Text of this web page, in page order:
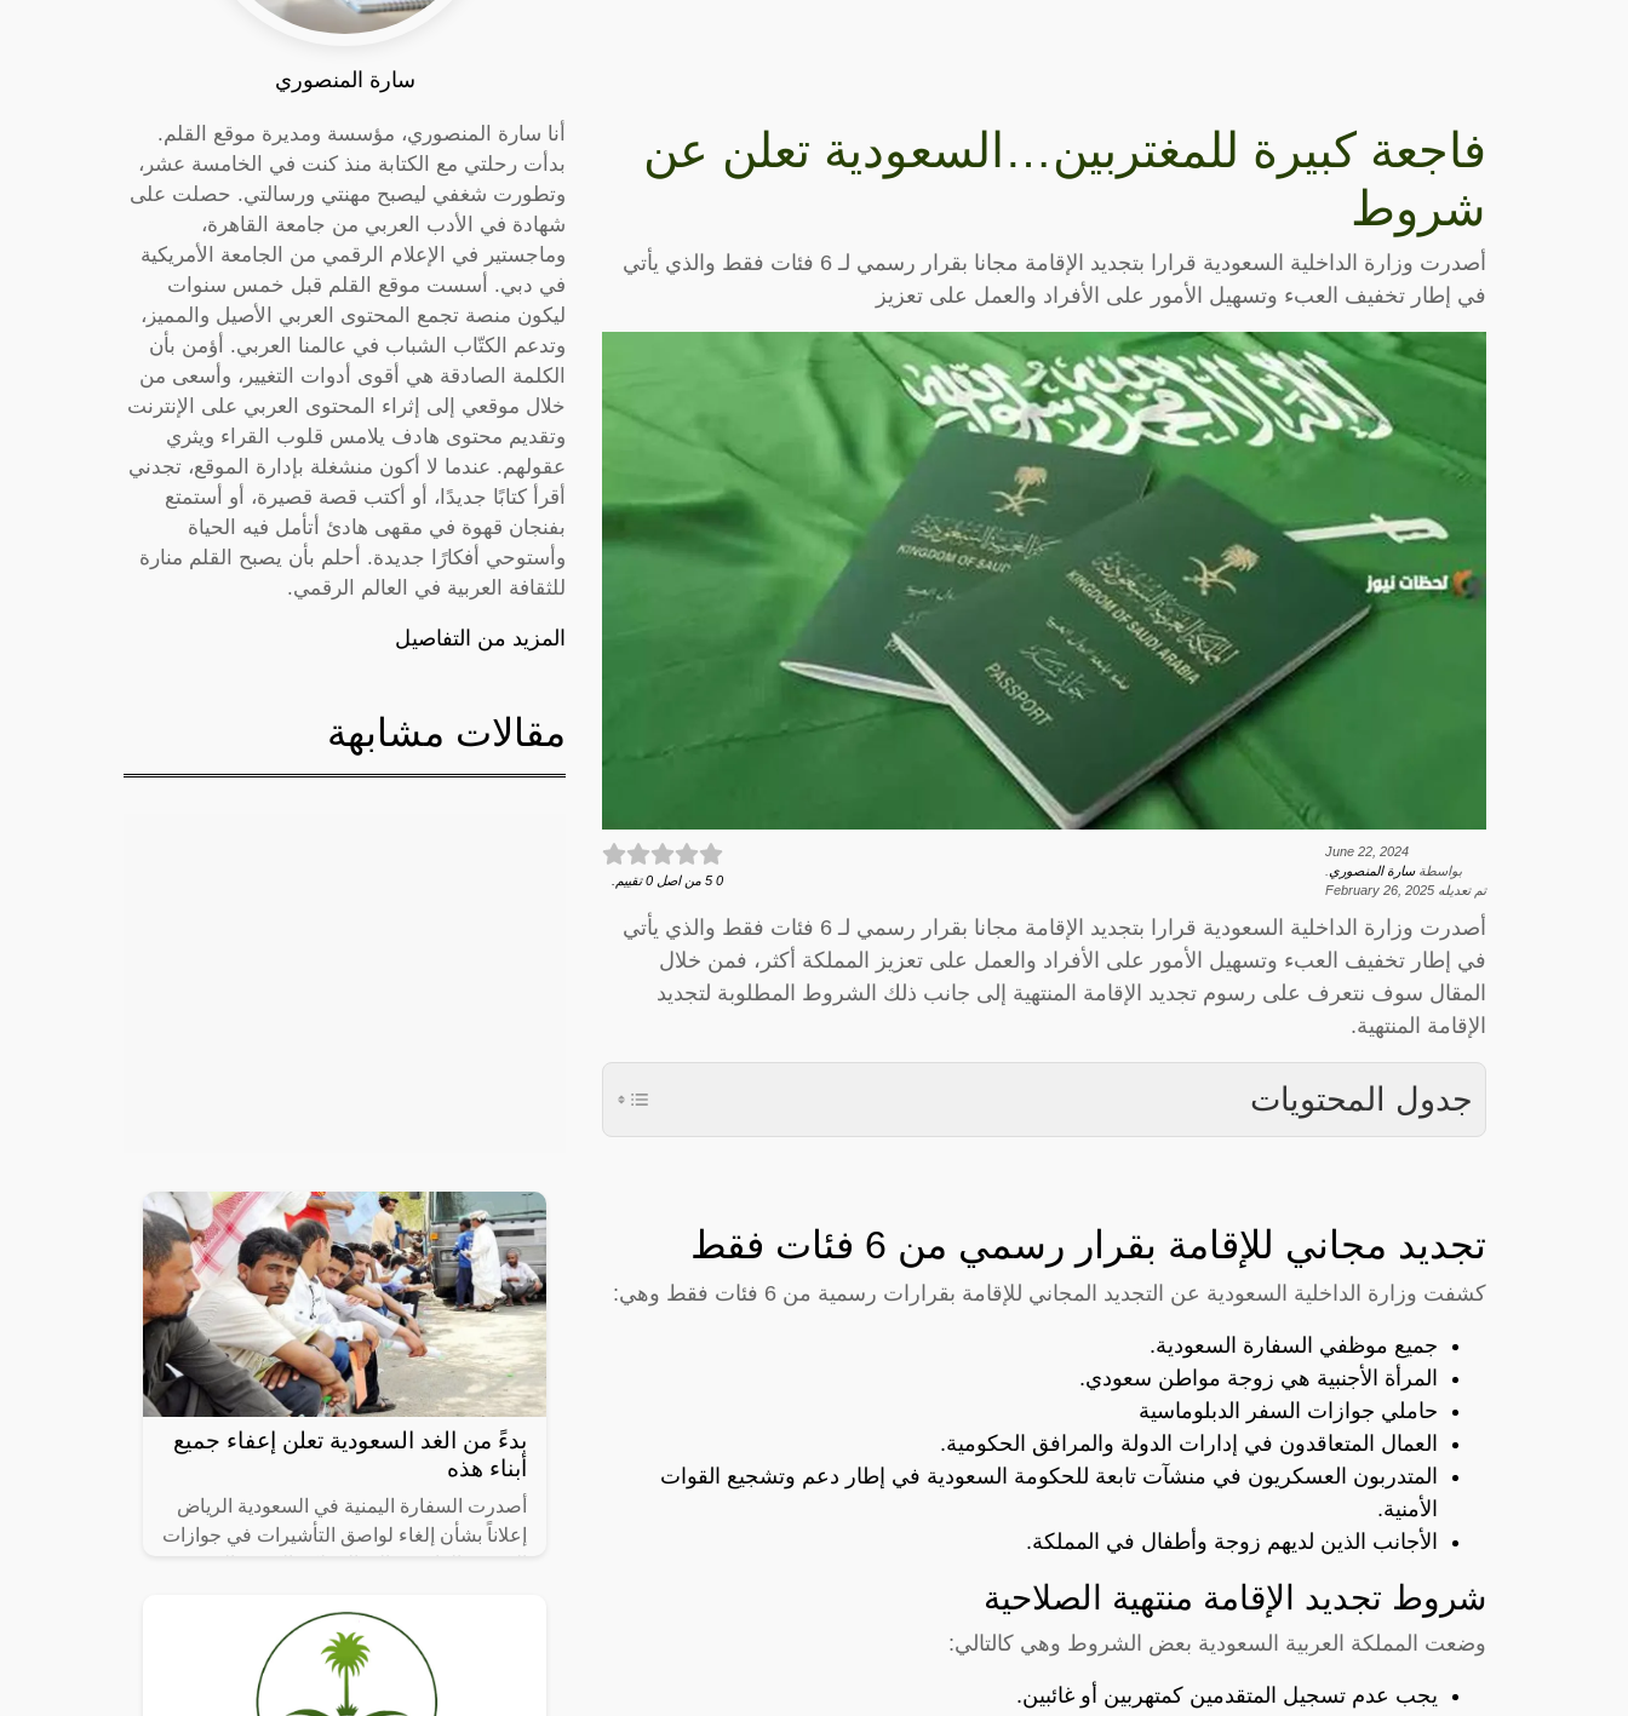
فاجعة كبيرة للمغتربين…السعودية تعلن عن
شروط
أصدرت وزارة الداخلية السعودية قرارا بتجديد الإقامة مجانا بقرار رسمي لـ 6 فئات فقط والذي يأتي
في إطار تخفيف العبء وتسهيل الأمور على الأفراد والعمل على تعزيز
June 22, 2024
بواسطةسارة المنصوري
تم تعديله February 26, 2025
0
5 من اصل 0 تقييم.
أصدرت وزارة الداخلية السعودية قرارا بتجديد الإقامة مجانا بقرار رسمي لـ 6 فئات فقط والذي يأتي
في إطار تخفيف العبء وتسهيل الأمور على الأفراد والعمل على تعزيز المملكة أكثر، فمن خلال
المقال سوف نتعرف على رسوم تجديد الإقامة المنتهية إلى جانب ذلك الشروط المطلوبة لتجديد
الإقامة المنتهية.
جدول المحتويات
تجديد مجاني للإقامة بقرار رسمي من 6 فئات فقط
كشفت وزارة الداخلية السعودية عن التجديد المجاني للإقامة بقرارات رسمية من 6 فئات فقط وهي:
جميع موظفي السفارة السعودية.
المرأة الأجنبية هي زوجة مواطن سعودي.
حاملي جوازات السفر الدبلوماسية
العمال المتعاقدون في إدارات الدولة والمرافق الحكومية.
المتدربون العسكريون في منشآت تابعة للحكومة السعودية في إطار دعم وتشجيع القوات
الأمنية.
الأجانب الذين لديهم زوجة وأطفال في المملكة.
شروط تجديد الإقامة منتهية الصلاحية
وضعت المملكة العربية السعودية بعض الشروط وهي كالتالي:
يجب عدم تسجيل المتقدمين كمتهربين أو غائبين.
سارة المنصوري
أنا سارة المنصوري، مؤسسة ومديرة موقع القلم.
بدأت رحلتي مع الكتابة منذ كنت في الخامسة عشر،
وتطورت شغفي ليصبح مهنتي ورسالتي. حصلت على
شهادة في الأدب العربي من جامعة القاهرة،
وماجستير في الإعلام الرقمي من الجامعة الأمريكية
في دبي. أسست موقع القلم قبل خمس سنوات
ليكون منصة تجمع المحتوى العربي الأصيل والمميز،
وتدعم الكتّاب الشباب في عالمنا العربي. أؤمن بأن
الكلمة الصادقة هي أقوى أدوات التغيير، وأسعى من
خلال موقعي إلى إثراء المحتوى العربي على الإنترنت
وتقديم محتوى هادف يلامس قلوب القراء ويثري
عقولهم. عندما لا أكون منشغلة بإدارة الموقع، تجدني
أقرأ كتابًا جديدًا، أو أكتب قصة قصيرة، أو أستمتع
بفنجان قهوة في مقهى هادئ أتأمل فيه الحياة
وأستوحي أفكارًا جديدة. أحلم بأن يصبح القلم منارة
للثقافة العربية في العالم الرقمي.
المزيد من التفاصيل
مقالات مشابهة
بدءً من الغد السعودية تعلن إعفاء جميع
أبناء هذه
أصدرت السفارة اليمنية في السعودية الرياض
إعلاناً بشأن إلغاء لواصق التأشيرات في جوازات